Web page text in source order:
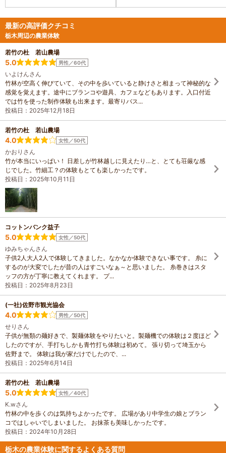
最新の高評価クチコミ
栃木周辺の農業体験
若竹の杜 若山農場
5.0 男性／60代
いよけんさん
竹林が空高く伸びていて、その中を歩いていると静けさと相まって神秘的な
感覚を覚えます。途中にブランコや遊具、カフェなどもあります。入口付近
では竹を使った制作体験も出来ます。最寄りバス...
投稿日：2025年12月18日
若竹の杜 若山農場
4.0 女性／50代
かおりさん
竹が本当にいっぱい！ 日差しが竹林越しに見えたり…と、とても荘厳な感
じでした。竹細工？の体験もとても楽しかったです。
投稿日：2025年10月11日
コットンバンク益子
5.0 女性／50代
ゆみちゃんさん
子供2人大人2人で体験してきました。なかなか体験できない事です。 糸に
するのが大変でしたが昔の人はすごいなぁ～と思いました。 糸巻きはスタ
ッフの方が丁寧に教えてくれます。 プ...
投稿日：2025年8月23日
(一社)佐野市観光協会
4.0 男性／50代
せりさん
子供が無類の麺好きで、製麺体験をやりたいと。製麺機での体験は２度ほど
したのですが、手打ちしかも青竹打ち体験は初めて。 張り切って埼玉から
佐野まで。 体験は我が家だけでしたので、...
投稿日：2025年6月14日
若竹の杜 若山農場
5.0 女性／40代
K.wさん
竹林の中を歩くのは気持ちよかったです。 広場があり中学生の娘とブラン
コではしゃいでしまいました。 お抹茶も美味しかったです。
投稿日：2024年10月28日
栃木の農業体験に関するよくある質問